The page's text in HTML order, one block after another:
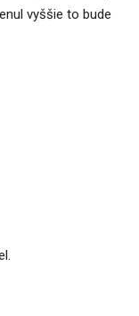
vyššie to bude